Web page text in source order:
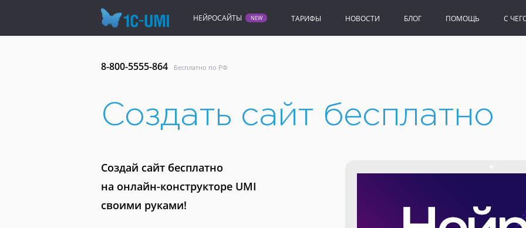
НЕЙРОСАЙТЫ ТАРИФЫ НОВОСТИ БЛОГ ПОМОЩЬ C
8-800-5555-864 Бесплатно по РФ
Создать сайт бесплатно
Cоздай сайт бесплатно
на онлайн-конструкторе UMI
своими руками!